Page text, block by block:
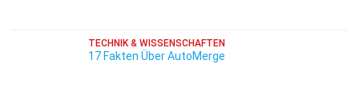
TECHNIK & WISSENSCHAFTEN
17 Fakten Über AutoMerge